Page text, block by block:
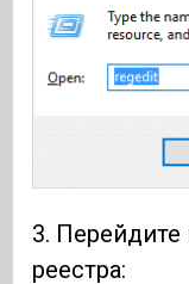
3.
реестра: